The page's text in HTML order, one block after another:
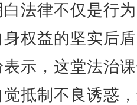
法律不仅是行
权益的坚实后
示，这堂法治
抵制不良诱惑